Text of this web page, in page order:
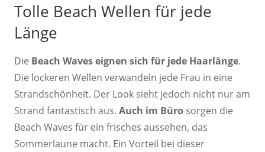
Tolle Beach Wellen für jede
Länge
Die Beach Waves eignen sich für jede Haarlänge.
Die lockeren Wellen verwandeln jede Frau in eine
Strandschönheit. Der Look sieht jedoch nicht nur am
Strand fantastisch aus. Auch im Büro sorgen die
Beach Waves für ein frisches aussehen, das
Sommerlaune macht. Ein Vorteil bei dieser